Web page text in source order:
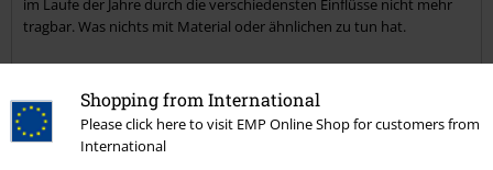
Shopping from International
Please click here to visit EMP Online Shop for customers from
International
im Laufe der Jahre durch die verschiedensten Einflüsse nicht mehr
tragbar. Was nichts mit Material oder ähnlichen zu tun hat.
Ich vermute ganz stark, es wird nicht die Letzte sein....
Qualität